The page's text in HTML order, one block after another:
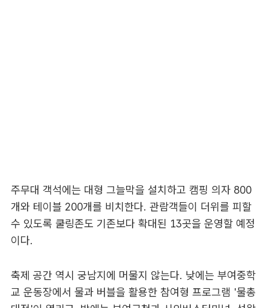
주무대 객석에는 대형 그늘막을 설치하고 캠핑 의자 800
개와 테이블 200개를 비치한다. 관람객들이 더위를 피할
수 있도록 쿨링존도 기존보다 확대된 13곳을 운영할 예정
이다.
축제 공간 역시 궁남지에 머물지 않는다. 낮에는 부여중학
교 운동장에서 물과 버블을 활용한 참여형 프로그램 '물총